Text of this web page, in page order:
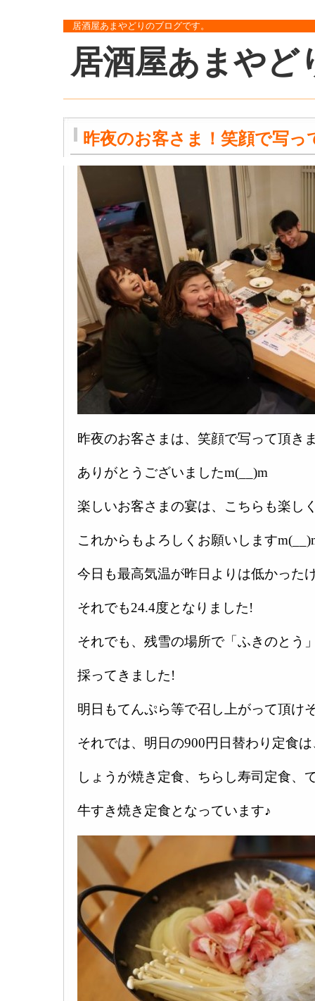
居酒屋あまやどりのブログです。
居酒屋あまやど
昨夜のお客さま！笑顔で写っ
昨夜のお客さまは、笑顔で写って頂き
ありがとうございましたm(__)m
楽しいお客さまの宴は、こちらも楽し
これからもよろしくお願いします
今日も最高気温が昨日よりは低かった
それでも24.4度となりました!
それでも、残雪の場所で「ふきのとう
採ってきました!
明日もてんぷら等で召し上がって頂け
それでは、明日の900円日替わり定食は
しょうが焼き定食、ちらし寿司定食、
牛すき焼き定食となっています♪